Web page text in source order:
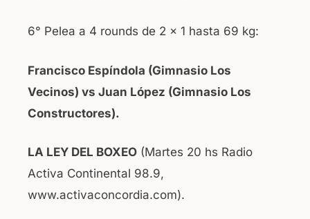
6° Pelea a 4 rounds de 2 x 1 hasta 69 kg:
Francisco Espíndola (Gimnasio Los
Vecinos) vs Juan López (Gimnasio Los
Constructores).
LA LEY DEL BOXEO (Martes 20 hs Radio
Activa Continental 98.9,
www.activaconcordia.com).